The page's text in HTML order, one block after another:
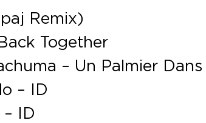
Remix)
Together
– Un Palmier
– ID
ID